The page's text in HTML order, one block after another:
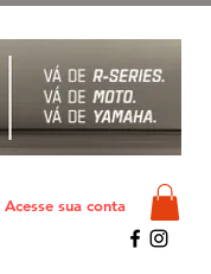
Acesse sua conta